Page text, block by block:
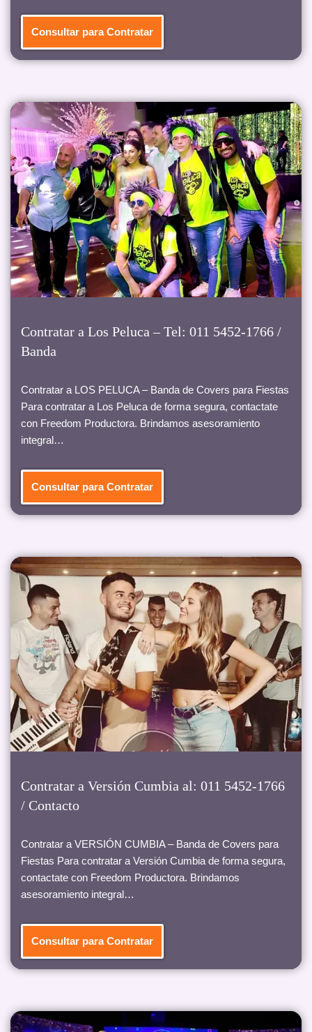
Consultar para Contratar
Contratar a Los Peluca – Tel: 011 5452-1766 /
Banda
Contratar a LOS PELUCA – Banda de Covers para Fiestas
Para contratar a Los Peluca de forma segura, contactate
con Freedom Productora. Brindamos asesoramiento
integral…
Consultar para Contratar
Contratar a Versión Cumbia al: 011 5452-1766
/ Contacto
Contratar a VERSIÓN CUMBIA – Banda de Covers para
Fiestas Para contratar a Versión Cumbia de forma segura,
contactate con Freedom Productora. Brindamos
asesoramiento integral…
Consultar para Contratar